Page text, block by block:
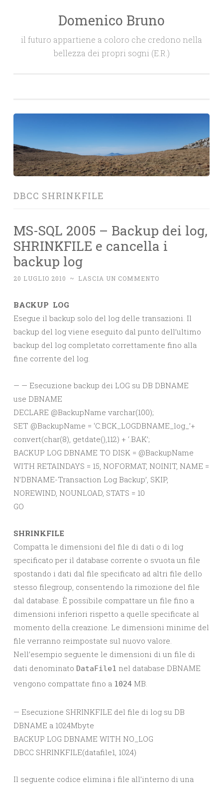
Domenico Bruno
il futuro appartiene a coloro che credono nella
bellezza dei propri sogni (E.R.)
DBCC SHRINKFILE
MS-SQL 2005 – Backup dei log,
SHRINKFILE e cancella i
backup log
20 LUGLIO 2010 ~ LASCIA UN COMMENTO
BACKUP LOG
Esegue il backup solo del log delle transazioni. Il
backup del log viene eseguito dal punto dell’ultimo
backup del log completato correttamente fino alla
fine corrente del log.
— — Esecuzione backup dei LOG su DB DBNAME
use DBNAME
DECLARE @BackupName varchar(100);
SET @BackupName = ‘C:BCK_LOGDBNAME_log_’+
convert(char(8), getdate(),112) + ‘.BAK’;
BACKUP LOG DBNAME TO DISK = @BackupName
WITH RETAINDAYS = 15, NOFORMAT, NOINIT, NAME =
N’DBNAME-Transaction Log Backup’, SKIP,
NOREWIND, NOUNLOAD, STATS = 10
GO
SHRINKFILE
Compatta le dimensioni del file di dati o di log
specificato per il database corrente o svuota un file
spostando i dati dal file specificato ad altri file dello
stesso filegroup, consentendo la rimozione del file
dal database. È possibile compattare un file fino a
dimensioni inferiori rispetto a quelle specificate al
momento della creazione. Le dimensioni minime del
file verranno reimpostate sul nuovo valore.
Nell’esempio seguente le dimensioni di un file di
dati denominato DataFile1 nel database DBNAME
vengono compattate fino a 1024 MB.
— Esecuzione SHRINKFILE del file di log su DB
DBNAME a 1024Mbyte
BACKUP LOG DBNAME WITH NO_LOG
DBCC SHRINKFILE(datafile1, 1024)
Il seguente codice elimina i file all’interno di una